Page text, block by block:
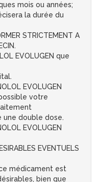
mois ou années;
la durée du
STRICTEMENT A
EVOLUGEN que
EVOLUGEN
votre
une double dose.
EVOLUGEN
EVENTUELS
médicament est
bien que